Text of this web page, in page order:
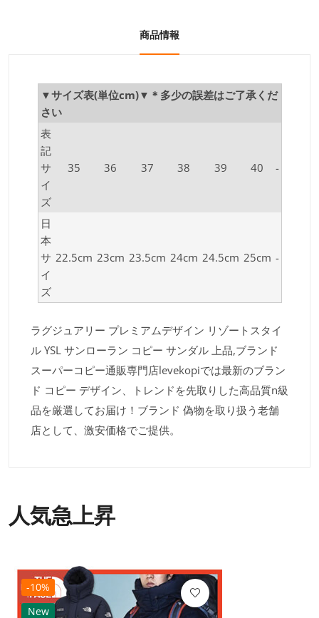
商品情報
▼サイズ表(単位cm)▼＊多少の誤差はご了承くだ
さい
表
記
サ
イ
ズ
35 36 37 38 39 40 -
日
本
サ
イ
ズ
22.5cm 23cm 23.5cm 24cm 24.5cm 25cm -
ラグジュアリー プレミアムデザイン リゾートスタイ
ル YSL サンローラン コピー サンダル 上品,ブランド
スーパーコピー通販専門店levekopiでは最新のブラン
ド コピー デザイン、トレンドを先取りした高品質n級
品を厳選してお届け！ブランド 偽物を取り扱う老舗
店として、激安価格でご提供。
人気急上昇
-10%
New